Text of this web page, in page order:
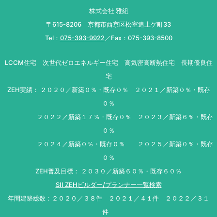
株式会社 雅組
〒615-8206 京都市西京区松室追上ゲ町33
Tel： 075-393-9922 ／Fax：075-393-8500
LCCM住宅 次世代ゼロエネルギー住宅 高気密高断熱住宅 長期優良住
宅
ZEH実績： ２０２０／新築０％・既存０％ ２０２１／新築０％・既存
０％
２０２２／新築１７％・既存０％ ２０２３／新築６％・既存
０％
２０２４／新築０％・既存０％ ２０２５／新築０％・既存
０％
ZEH普及目標： ２０３０／新築６０％・既存６０％
SII ZEHビルダー/プランナー一覧検索
年間建築総数：２０２０／３８件 ２０２１／４１件 ２０２２／３１
件